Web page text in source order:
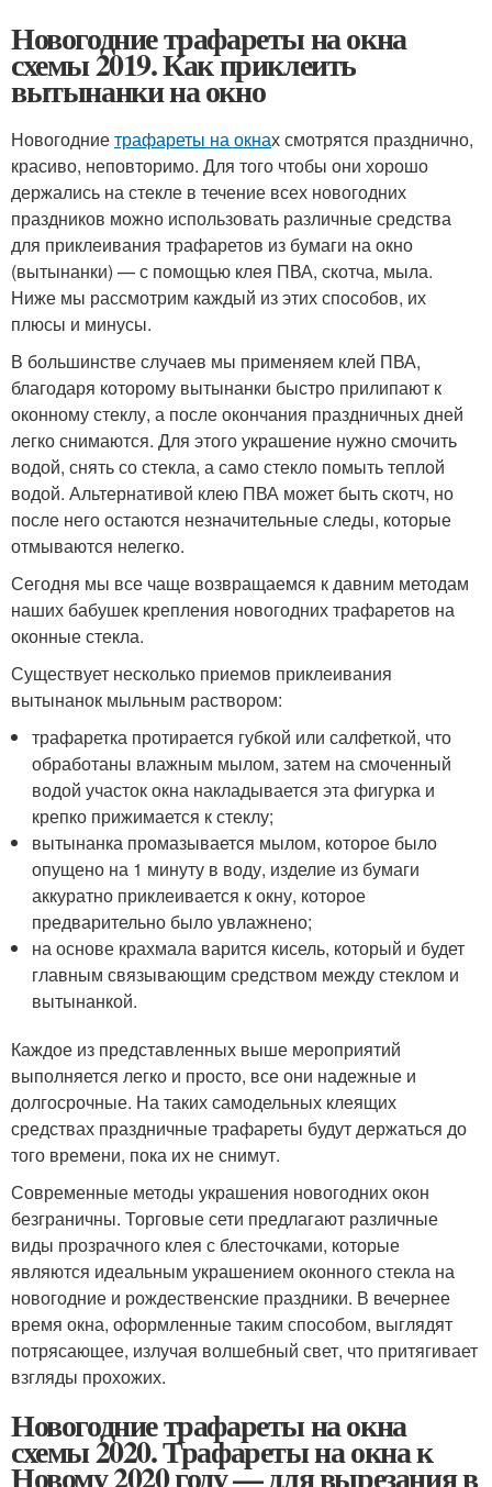
Новогодние трафареты на окна
схемы 2019. Как приклеить
вытынанки на окно
Новогодниетрафареты на окнах смотрятся празднично,
красиво, неповторимо. Для того чтобы они хорошо
держались на стекле в течение всех новогодних
праздников можно использовать различные средства
для приклеивания трафаретов из бумаги на окно
(вытынанки) — с помощью клея ПВА, скотча, мыла.
Ниже мы рассмотрим каждый из этих способов, их
плюсы и минусы.
В большинстве случаев мы применяем клей ПВА,
благодаря которому вытынанки быстро прилипают к
оконному стеклу, а после окончания праздничных дней
легко снимаются. Для этого украшение нужно смочить
водой, снять со стекла, а само стекло помыть теплой
водой. Альтернативой клею ПВА может быть скотч, но
после него остаются незначительные следы, которые
отмываются нелегко.
Сегодня мы все чаще возвращаемся к давним методам
наших бабушек крепления новогодних трафаретов на
оконные стекла.
Существует несколько приемов приклеивания
вытынанок мыльным раствором:
трафаретка протирается губкой или салфеткой, что
обработаны влажным мылом, затем на смоченный
водой участок окна накладывается эта фигурка и
крепко прижимается к стеклу;
вытынанка промазывается мылом, которое было
опущено на 1 минуту в воду, изделие из бумаги
аккуратно приклеивается к окну, которое
предварительно было увлажнено;
на основе крахмала варится кисель, который и будет
главным связывающим средством между стеклом и
вытынанкой.
Каждое из представленных выше мероприятий
выполняется легко и просто, все они надежные и
долгосрочные. На таких самодельных клеящих
средствах праздничные трафареты будут держаться до
того времени, пока их не снимут.
Современные методы украшения новогодних окон
безграничны. Торговые сети предлагают различные
виды прозрачного клея с блесточками, которые
являются идеальным украшением оконного стекла на
новогодние и рождественские праздники. В вечернее
время окна, оформленные таким способом, выглядят
потрясающее, излучая волшебный свет, что притягивает
взгляды прохожих.
Новогодние трафареты на окна
схемы 2020. Трафареты на окна к
Новому 2020 году — для вырезания в